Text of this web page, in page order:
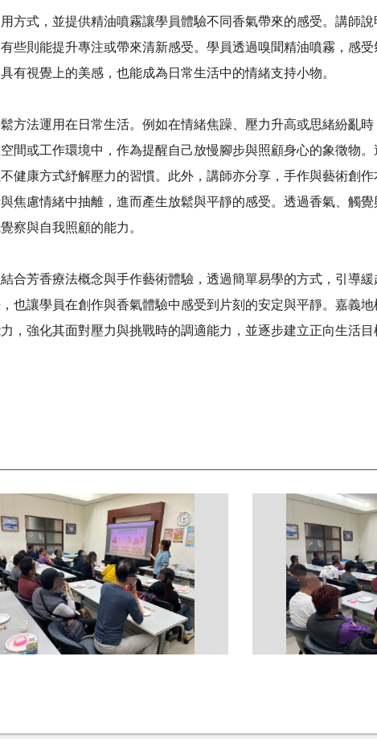
式，並提供精油噴霧讓學員體驗不同香氣帶來的感受。講師說
些則能提升專注或帶來清新感受。學員透過嗅聞精油噴霧，感
有視覺上的美感，也能成為日常生活中的情緒支持小物。
法運用在日常生活。例如在情緒焦躁、壓力升高或思緒紛亂時
間或工作環境中，作為提醒自己放慢腳步與照顧身心的象徵物。
健康方式紓解壓力的習慣。此外，講師亦分享，手作與藝術創
焦慮情緒中抽離，進而產生放鬆與平靜的感受。透過香氣、觸覺
察與自我照顧的能力。
芳香療法概念與手作藝術體驗，透過簡單易學的方式，引導緩
也讓學員在創作與香氣體驗中感受到片刻的安定與平靜。嘉義
，強化其面對壓力與挑戰時的調適能力，並逐步建立正向生活